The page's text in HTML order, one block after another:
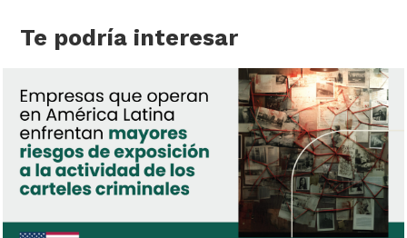
Te podría interesar